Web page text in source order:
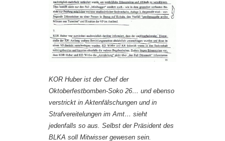
KOR Huber ist der Chef der
Oktoberfestbomben-Soko 26… und ebenso
verstrickt in Aktenfälschungen und in
Strafvereitelungen im Amt… sieht
jedenfalls so aus. Selbst der Präsident des
BLKA soll Mitwisser gewesen sein.